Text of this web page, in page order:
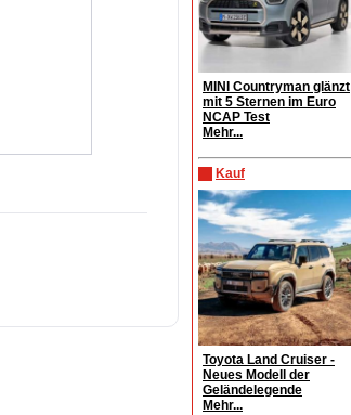
MINI Countryman glänzt
mit 5 Sternen im Euro
NCAP Test
Mehr...
Kauf
Toyota Land Cruiser -
Neues Modell der
Geländelegende
Mehr...